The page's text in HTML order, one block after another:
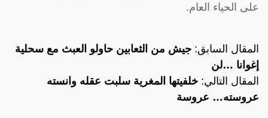
على الحياء العام.
المقال السابق: جيش من الثعابين حاولو العبث مع سحلية
إغوانا …لن
المقال التالي: خلفيتها المغرية سلبت عقله وانسته
عروسته… عروسة